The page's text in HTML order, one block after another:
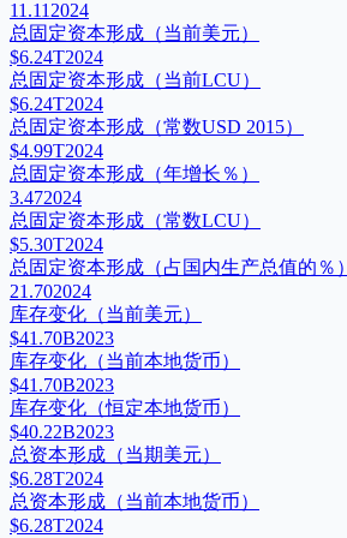
11.11 2024
总固定资本形成（当前美元）
$6.24T2024
总固定资本形成（当前LCU）
$6.24T2024
总固定资本形成（常数USD 2015）
$4.99T2024
总固定资本形成（年增长％）
3.472024
总固定资本形成（常数LCU）
$5.30T2024
总固定资本形成（占国内生产总值的％）
21.702024
库存变化（当前美元）
$41.70B2023
库存变化（当前本地货币）
$41.70B2023
库存变化（恒定本地货币）
$40.22B2023
总资本形成（当期美元）
$6.28T2024
总资本形成（当前本地货币）
$6.28T2024